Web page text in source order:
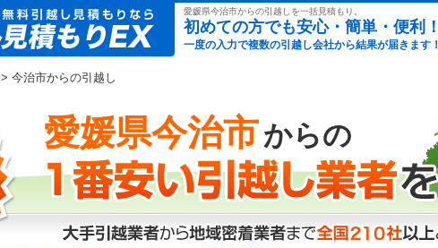
愛媛県今治市からの引越しを一括見積もり。
引越し見積もりex
初めての方でも安心・簡単・便利！
一度の入力で複数の引越し会社から結果が届きます！
> 今治市からの引越し
愛媛県今治市からの